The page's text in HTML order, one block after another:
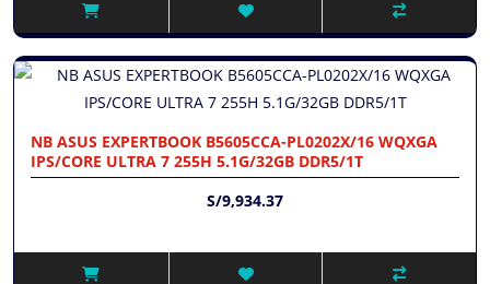
NB ASUS EXPERTBOOK B5605CCA-PL0202X/16 WQXGA
IPS/CORE ULTRA 7 255H 5.1G/32GB DDR5/1T
S/9,934.37